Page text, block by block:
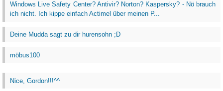
Windows Live Safety Center? Antivir? Norton? Kaspersky? - Nö brauch
ich nicht. Ich kippe einfach Actimel über meinen P...
Deine Mudda sagt zu dir hurensohn ;D
möbus100
Nice, Gordon!!!^^